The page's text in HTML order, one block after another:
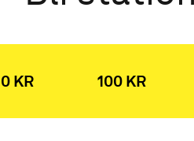
KR 100 KR